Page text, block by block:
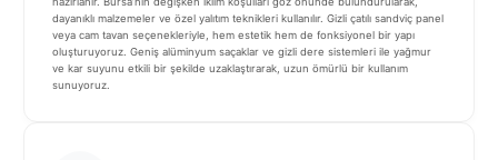
dayanıklı malzemeler ve özel yalıtım teknikleri kullanılır. Gizli çatılı sandviç panel
veya cam tavan seçenekleriyle, hem estetik hem de fonksiyonel bir yapı
oluşturuyoruz. Geniş alüminyum saçaklar ve gizli dere sistemleri ile yağmur
ve kar suyunu etkili bir şekilde uzaklaştırarak, uzun ömürlü bir kullanım
sunuyoruz.